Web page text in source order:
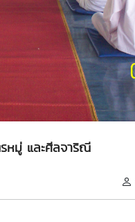
หมู่ และศีลจาริณี